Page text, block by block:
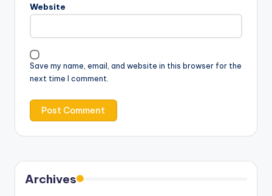
Website
Save my name, email, and website in this browser for the
next time I comment.
Archives